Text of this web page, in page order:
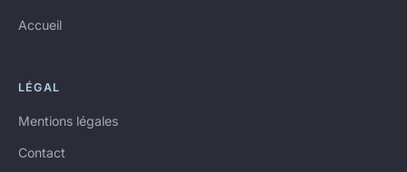
Accueil
LÉGAL
Mentions légales
Contact